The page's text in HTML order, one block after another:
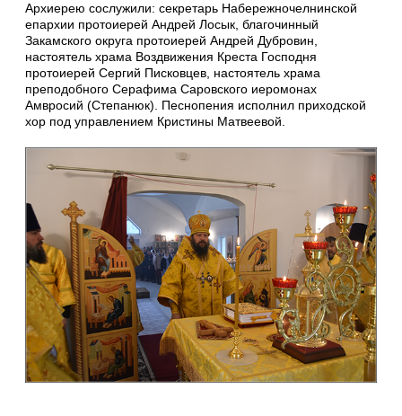
Архиерею сослужили: секретарь Набережночелнинской
епархии протоиерей Андрей Лосык, благочинный
Закамского округа протоиерей Андрей Дубровин,
настоятель храма Воздвижения Креста Господня
протоиерей Сергий Писковцев, настоятель храма
преподобного Серафима Саровского иеромонах
Амвросий (Степанюк). Песнопения исполнил приходской
хор под управлением Кристины Матвеевой.